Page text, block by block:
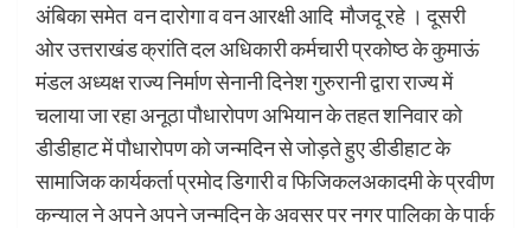
अंबिका समेत वन दारोगा व वन आरक्षी आदि मौजदू रहे । दूसरी
ओर उत्तराखंड क्रांति दल अधिकारी कर्मचारी प्रकोष्ठ के कुमाऊं
मंडल अध्यक्ष राज्य निर्माण सेनानी दिनेश गुरुरानी द्वारा राज्य में
चलाया जा रहा अनूठा पौधारोपण अभियान के तहत शनिवार को
डीडीहाट में पौधारोपण को जन्मदिन से जोड़ते हुए डीडीहाट के
सामाजिक कार्यकर्ता प्रमोद डिगारी व फिजिकलअकादमी के प्रवीण
कन्याल ने अपने अपने जन्मदिन के अवसर पर नगर पालिका के पार्क